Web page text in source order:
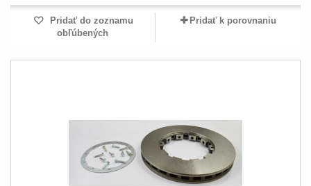
Pridať do zoznamu
obľúbených
Pridať k porovnaniu